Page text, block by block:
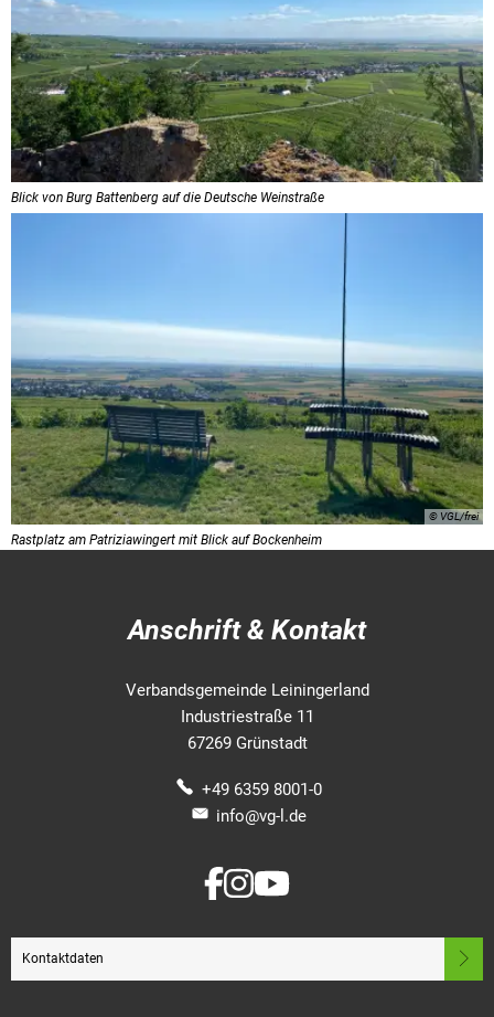
Blick von Burg Battenberg auf die Deutsche Weinstraße
© VGL/frei
Rastplatz am Patriziawingert mit Blick auf Bockenheim
Anschrift & Kontakt
Verbandsgemeinde Leiningerland
Industriestraße 11
67269 Grünstadt
+49 6359 8001-0
info@vg-l.de
Kontaktdaten